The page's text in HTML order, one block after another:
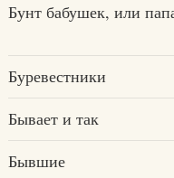
Бунт бабушек, или
Буревестники
Бывает и так
Бывшие